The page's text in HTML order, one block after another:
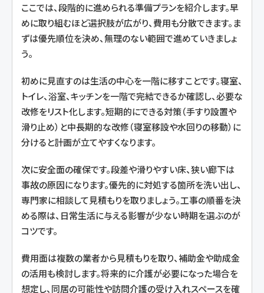
ここでは、段階的に進められる準備プランを紹介します。早
めに取り組むほど選択肢が広がり、費用も分散できます。ま
ずは優先順位を決め、無理のない範囲で進めていきましょ
う。
初めに見直すのは生活の中心を一階に移すことです。寝室、
トイレ、浴室、キッチンを一階で完結できるか確認し、必要な
改修をリスト化します。短期的にできる対策（手すり設置や
滑り止め）と中長期的な改修（寝室移設や水回りの移動）に
分けると計画が立てやすくなります。
次に安全面の確保です。段差や滑りやすい床、狭い廊下は
事故の原因になります。優先的に対処する箇所を洗い出し、
専門家に相談して見積もりを取りましょう。工事の順番を決
める際は、日常生活に与える影響が少ない時期を選ぶのが
コツです。
費用面は複数の業者から見積もりを取り、補助金や助成金
の活用も検討します。将来的に介護が必要になった場合を
想定し、同居の可能性や訪問介護の受け入れスペースを確